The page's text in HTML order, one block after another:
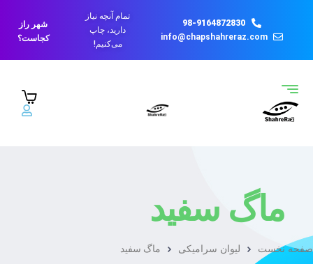
98-9164872830
info@chapshahreraz.com
تمام آنچه نیاز
دارید، چاپ
می‌کنیم!
شهر راز
کجاست؟
ماگ سفید
صفحه نخست لیوان سرامیکی ماگ سفید